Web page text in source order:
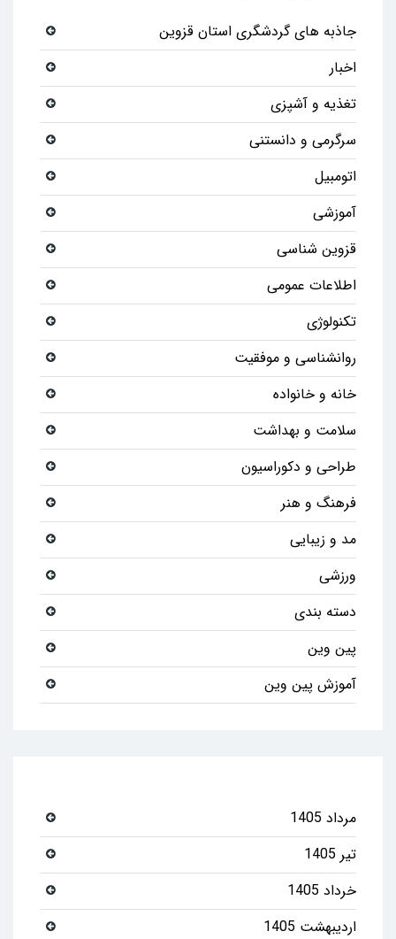
جاذبه های گردشگری استان قزوین
اخبار
تغذیه و آشپزی
سرگرمی و دانستنی
اتومبیل
آموزشی
قزوین شناسی
اطلاعات عمومی
تکنولوژی
روانشناسی و موفقیت
خانه و خانواده
سلامت و بهداشت
طراحی و دکوراسیون
فرهنگ و هنر
مد و زیبایی
ورزشی
دسته بندی
پین وین
آموزش پین وین
مرداد 1405
تیر 1405
خرداد 1405
اردیبهشت 1405